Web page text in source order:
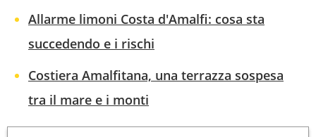
Allarme limoni Costa d'Amalfi: cosa sta
succedendo e i rischi
Costiera Amalfitana, una terrazza sospesa
tra il mare e i monti